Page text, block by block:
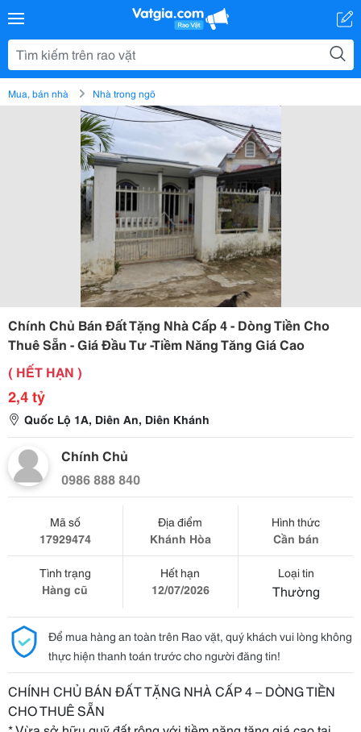
Mua, bán nhà Nhà trong ngõ
Chính Chủ Bán Đất Tặng Nhà Cấp 4 - Dòng Tiền Cho
Thuê Sẵn - Giá Đầu Tư -Tiềm Năng Tăng Giá Cao
( HẾT HẠN )
2,4 tỷ
Quốc Lộ 1A, Diên An, Diên Khánh
Chính Chủ
0986 888 840
Mã số
17929474
Địa điểm
Khánh Hòa
Hình thức
Cần bán
Tình trạng
Hàng cũ
Hết hạn
12/07/2026
Loại tin
Thường
Để mua hàng an toàn trên Rao vặt, quý khách vui lòng không
thực hiện thanh toán trước cho người đăng tin!
CHÍNH CHỦ BÁN ĐẤT TẶNG NHÀ CẤP 4 – DÒNG TIỀN
CHO THUÊ SẴN